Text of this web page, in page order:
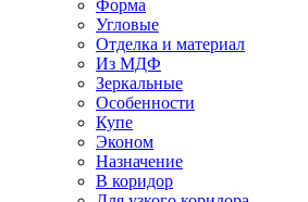
Форма
Угловые
Отделка и материал
Из МДФ
Зеркальные
Особенности
Купе
Эконом
Назначение
В коридор